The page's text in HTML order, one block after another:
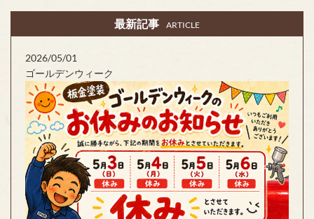
最新記事 ARTICLE
2026/05/01
ゴールデンウィーク